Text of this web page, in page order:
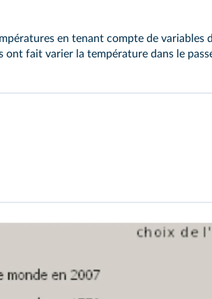
en tenant compte de variables
fait varier la température dans le